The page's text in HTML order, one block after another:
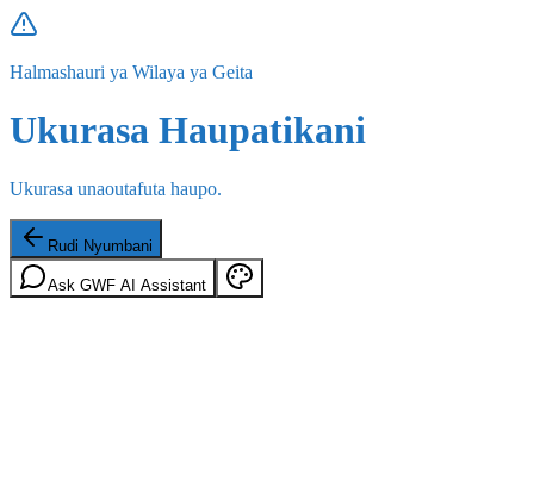
Halmashauri ya Wilaya ya Geita
Ukurasa Haupatikani
Ukurasa unaoutafuta haupo.
Rudi Nyumbani
Ask GWF AI Assistant